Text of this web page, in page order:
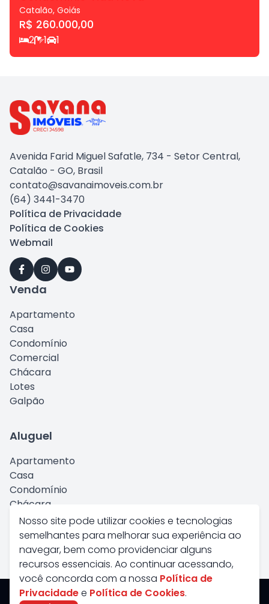
Catalão, Goiás
R$ 260.000,00
2 1 1
Nosso site pode utilizar cookies e tecnologias
semelhantes para melhorar sua experiência ao
navegar, bem como providenciar alguns
recursos essenciais. Ao continuar acessando,
você concorda com a nossa Política de
Privacidadee Política de Cookies.
Avenida Farid Miguel Safatle, 734 - Setor Central,
Catalão - GO, Brasil
contato@savanaimoveis.com.br
(64) 3441-3470
Política de Privacidade
Política de Cookies
Webmail
Venda
Apartamento
Casa
Condomínio
Comercial
Chácara
Lotes
Galpão
Aluguel
Apartamento
Casa
Condomínio
Chácara
Comercial
Kitnet
Galpão
Savana Imoveis - Todos os Direitos Reservados